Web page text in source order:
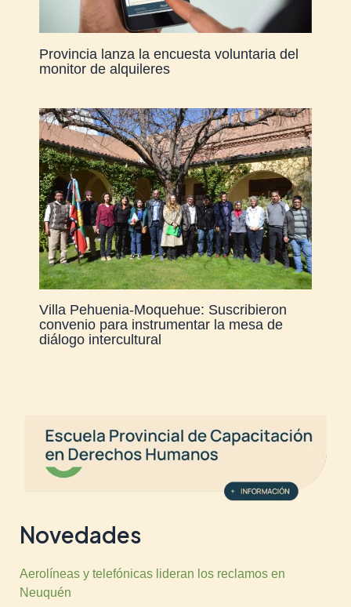
Provincia lanza la encuesta voluntaria del
monitor de alquileres
Villa Pehuenia-Moquehue: Suscribieron
convenio para instrumentar la mesa de
diálogo intercultural
Novedades
Aerolíneas y telefónicas lideran los reclamos en
Neuquén